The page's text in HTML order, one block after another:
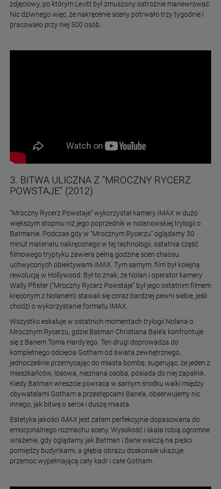
zdjęciowy, po którym Levitt był zmuszony ostrożnie manewrować.
Nic dziwnego więc, że nakręcenie sceny potrwało trzy tygodnie i
pracowało przy niej 500 osób.
3. BITWA ULICZNA Z “MROCZNY RYCERZ
POWSTAJE” (2012)
“Mroczny Rycerz Powstaje” wykorzystał kamery IMAX w dużo
większym stopniu niż jego poprzednik w nolanowskiej trylogii o
Batmanie. Podczas gdy w “Mrocznym Rycerzu” oglądamy 30
minut materiału nakręconego w tej technologii, ostatnia część
filmowego tryptyku zawiera pełną godzinę scen chaosu
uchwyconych obiektywami IMAX. Tym samym, film był kolejną
rewolucją w Hollywood. Był to znak, że Nolan i operator kamery
Wally Pfister (“Mroczny Rycerz Powstaje” był jego ostatnim filmem
kręconym z Nolanem) stawali się coraz bardziej pewni siebie, jeśli
chodzi o wykorzystanie formatu IMAX.
Wszystko eskaluje w ostatnich momentach trylogii Nolana o
Mrocznym Rycerzu, gdzie Batman Christiana Bale’a konfrontuje
się z Banem Toma Hardy’ego. Ten drugi doprowadza do
kompletnego odcięcia Gotham od świata zewnętrznego,
jednocześnie przemycając do miasta bombę, sugerując, że jeden z
mieszkańców, losowa, nieznana osoba, posiada do niej zapalnik.
Kiedy Batman wreszcie powraca w samym środku walki między
obywatelami Gotham a przestępcami Bane’a, obserwujemy nic
innego, jak bitwę o serce i duszę miasta.
Estetyka jakości IMAX jest zatem perfekcyjnie dopasowana do
emocjonalnego rozmachu sceny. Wysokość i skala robią ogromne
wrażenie, gdy oglądamy jak Batman i Bane walczą na pięści
pomiędzy budynkami, a głębia obrazu doskonale ukazuje
przemoc wypełniającą cały kadr i całe Gotham.